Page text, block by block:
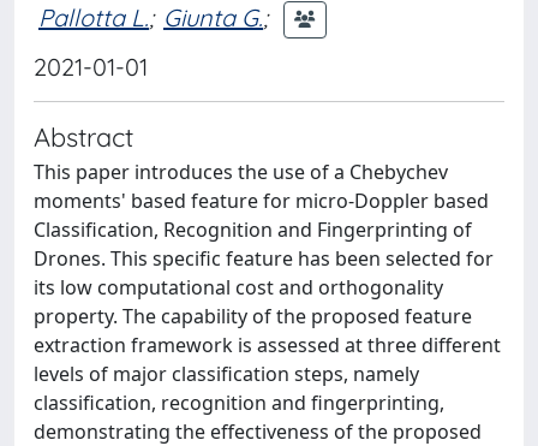
Pallotta L.; Giunta G.;
2021-01-01
Abstract
This paper introduces the use of a Chebychev
moments' based feature for micro-Doppler based
Classification, Recognition and Fingerprinting of
Drones. This specific feature has been selected for
its low computational cost and orthogonality
property. The capability of the proposed feature
extraction framework is assessed at three different
levels of major classification steps, namely
classification, recognition and fingerprinting,
demonstrating the effectiveness of the proposed